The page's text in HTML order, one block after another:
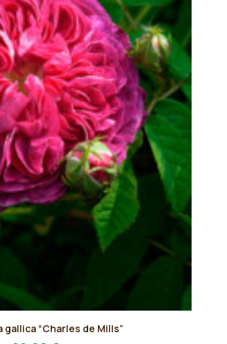
gallica “Charles de Mills”